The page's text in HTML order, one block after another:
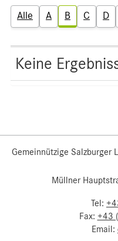
Alle A B C D
Keine
Gemeinnützige Salzburger
Müllner
Tel:
Fax: +43
Email: